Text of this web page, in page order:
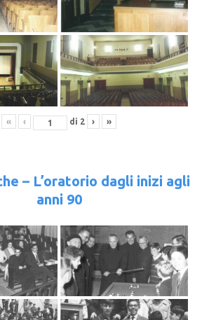
« ‹ di 2 › »
– L’oratorio dagli inizi agli
anni 90